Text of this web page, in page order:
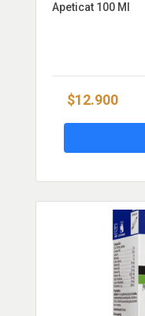
Apeticat 100 Ml
$12.900